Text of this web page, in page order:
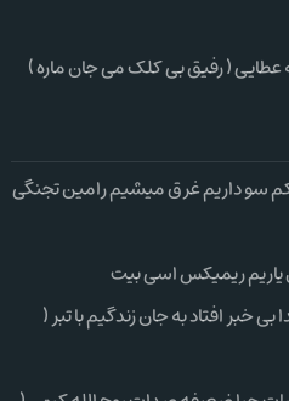
عطایی ( رفیق بی کلک می جان ماره )
سو داریم غرق میشیم رامین تجنگی
یاریم ریمیکس اسی بیت
خبر افتاد به جان زندگیم با تبر (